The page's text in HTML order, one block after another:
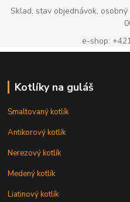
Sklad, stav objednávok,
e-shop:
Kotlíky na guláš
Smaltovaný kotlík
Antikorový kotlík
Nerezový kotlík
Medený kotlík
Liatinový kotlík